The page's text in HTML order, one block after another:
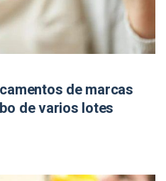
de marcas
de varios lotes